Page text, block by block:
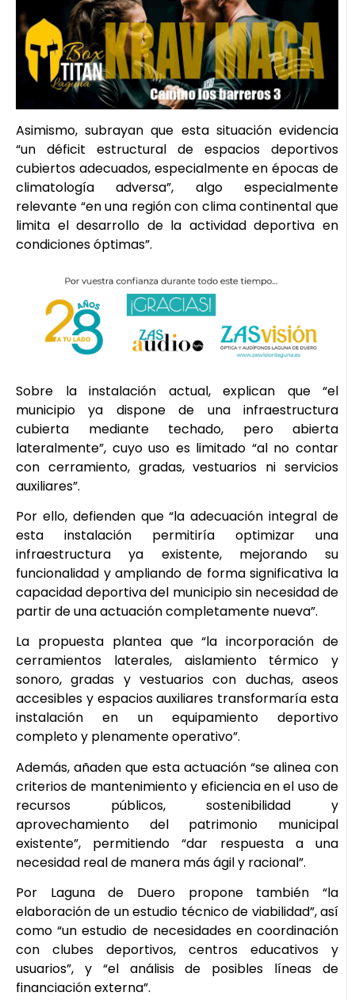
Asimismo, subrayan que esta situación evidencia
“un déficit estructural de espacios deportivos
cubiertos adecuados, especialmente en épocas de
climatología adversa”, algo especialmente
relevante “en una región con clima continental que
limita el desarrollo de la actividad deportiva en
condiciones óptimas”.
Sobre la instalación actual, explican que “el
municipio ya dispone de una infraestructura
cubierta mediante techado, pero abierta
lateralmente”, cuyo uso es limitado “al no contar
con cerramiento, gradas, vestuarios ni servicios
auxiliares”.
Por ello, defienden que “la adecuación integral de
esta instalación permitiría optimizar una
infraestructura ya existente, mejorando su
funcionalidad y ampliando de forma significativa la
capacidad deportiva del municipio sin necesidad de
partir de una actuación completamente nueva”.
La propuesta plantea que “la incorporación de
cerramientos laterales, aislamiento térmico y
sonoro, gradas y vestuarios con duchas, aseos
accesibles y espacios auxiliares transformaría esta
instalación en un equipamiento deportivo
completo y plenamente operativo”.
Además, añaden que esta actuación “se alinea con
criterios de mantenimiento y eficiencia en el uso de
recursos públicos, sostenibilidad y
aprovechamiento del patrimonio municipal
existente”, permitiendo “dar respuesta a una
necesidad real de manera más ágil y racional”.
Por Laguna de Duero propone también “la
elaboración de un estudio técnico de viabilidad”, así
como “un estudio de necesidades en coordinación
con clubes deportivos, centros educativos y
usuarios”, y “el análisis de posibles líneas de
financiación externa”.